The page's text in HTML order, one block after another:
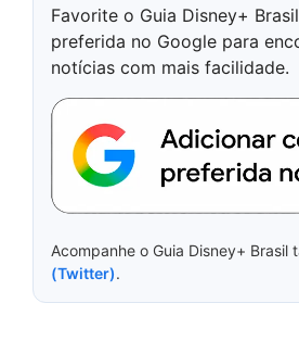
Favorite o Guia Disney+
preferida no Google para
notícias com mais facilidade.
Acompanhe o Guia Disney+ Brasil
(Twitter).